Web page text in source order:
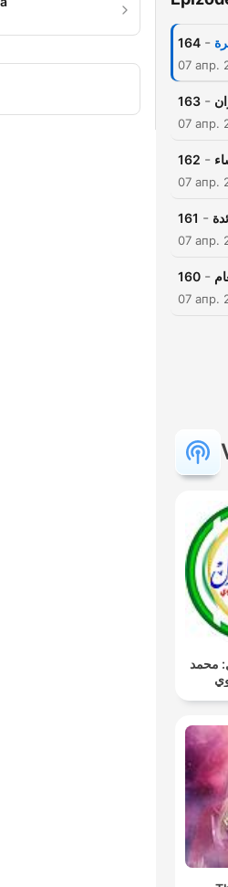
164 -
07 апр.
163 -
07 апр.
162 -
07 апр.
161 -
07 апр.
160 -
07 апр.
محمد